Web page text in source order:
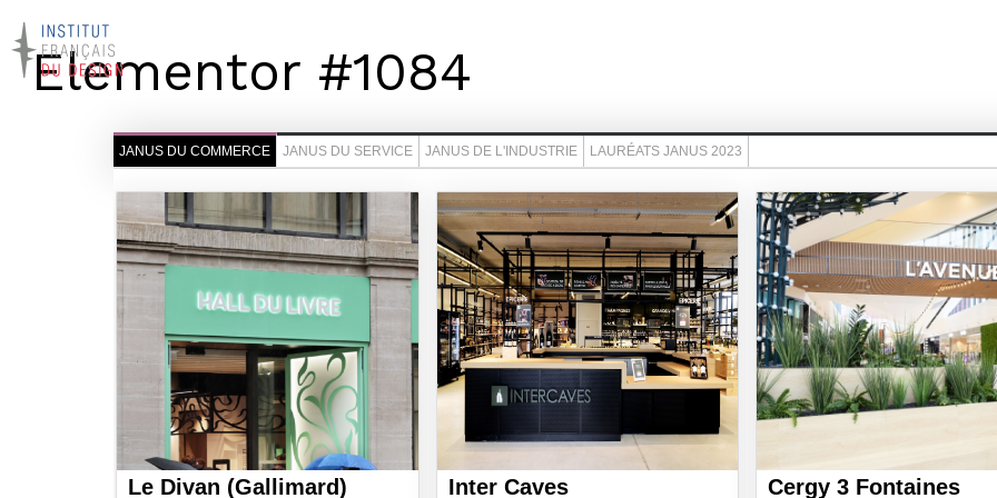
Elementor #1084
JANUS DU COMMERCE JANUS DU SERVICE JANUS DE L'INDUSTRIE LAURÉATS JANUS 2023
Le Divan (Gallimard) Inter Caves Cergy 3 Fontaines